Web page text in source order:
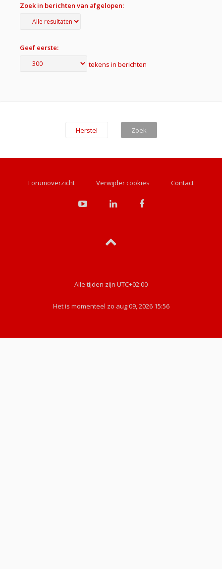
Zoek in berichten van afgelopen:
Geef eerste:
tekens in berichten
Forumoverzicht Verwijder cookies Contact
Alle tijden zijn UTC+02:00
Het is momenteel zo aug 09, 2026 15:56